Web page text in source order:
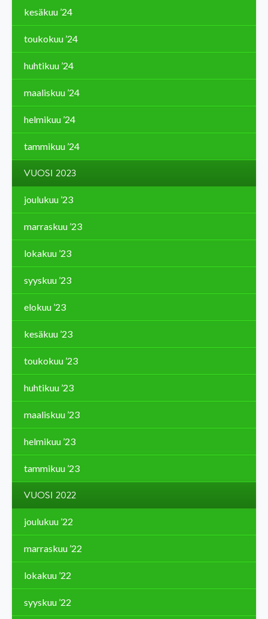
kesäkuu ’24
toukokuu ’24
huhtikuu ’24
maaliskuu ’24
helmikuu ’24
tammikuu ’24
VUOSI 2023
joulukuu ’23
marraskuu ’23
lokakuu ’23
syyskuu ’23
elokuu ’23
kesäkuu ’23
toukokuu ’23
huhtikuu ’23
maaliskuu ’23
helmikuu ’23
tammikuu ’23
VUOSI 2022
joulukuu ’22
marraskuu ’22
lokakuu ’22
syyskuu ’22